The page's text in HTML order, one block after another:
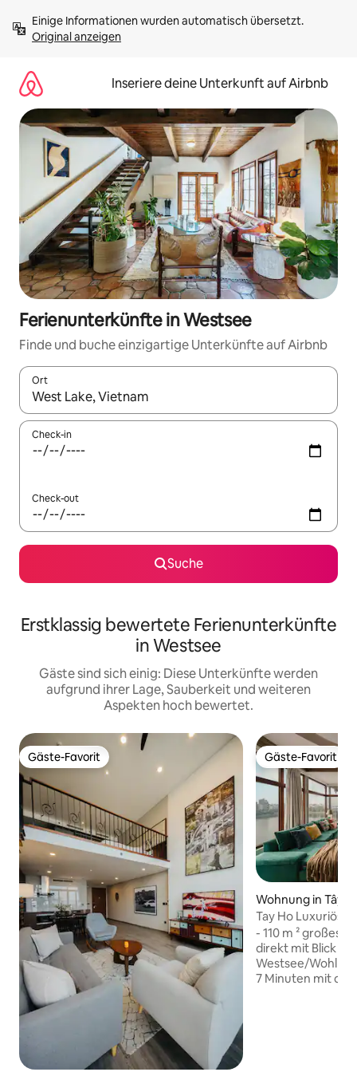
Inhalten
springenOriginal anzeigen
Inseriere deine Unterkunft auf Airbnb
Ferienunterkünfte in Westsee
Finde und buche einzigartige Unterkünfte auf Airbnb
Ort
Wenn Ergebnisse verfügbar sind, navigiere mit den
Check-in
Check-out
Suche
Erstklassig bewertete Ferienunterkünfte
in Westsee
Gäste sind sich einig: Diese Unterkünfte werden
aufgrund ihrer Lage, Sauberkeit und weiteren
Aspekten hoch bewertet.
Gäste-Favorit
Gäste-Favorit Gäste-Favorit
Gäste-Favorit
Wohnung in Tây
Tay Ho
Penthouse
- 110 m ² großes
direkt mit Blick
Westsee/
7 Minuten mit